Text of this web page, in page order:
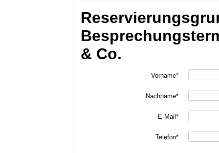
& Co.
Vorname*
Nachname*
E-Mail*
Telefon*